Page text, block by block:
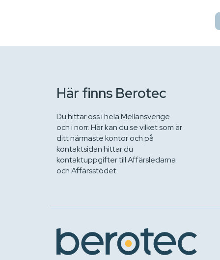
Här finns Berotec
Du hittar oss i hela Mellansverige
och i norr. Här kan du se vilket som är
ditt närmaste kontor och på
kontaktsidan hittar du
kontaktuppgifter till Affärsledarna
och Affärsstödet.